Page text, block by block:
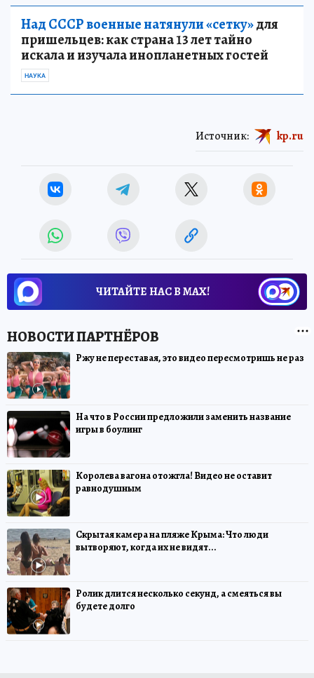
Над СССР военные натянули «сетку»для
пришельцев: как страна 13 лет тайно
искала и изучала инопланетных гостей
НАУКА
Источник: kp.ru
ЧИТАЙТЕ НАС В МАХ!
Ржу не переставая, это видео пересмотришь не раз
На что в России предложили заменить название
игры в боулинг
Королева вагона отожгла! Видео не оставит
равнодушным
Скрытая камера на пляже Крыма: Что люди
вытворяют, когда их не видят...
Ролик длится несколько секунд, а смеяться вы
будете долго